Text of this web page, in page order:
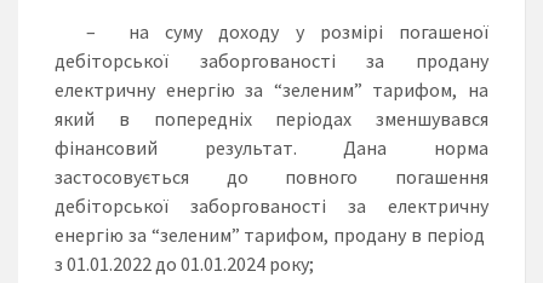
– на суму доходу у розмірі погашеної
дебіторської заборгованості за продану
електричну енергію за “зеленим” тарифом, на
який в попередніх періодах зменшувався
фінансовий результат. Дана норма
застосовується до повного погашення
дебіторської заборгованості за електричну
енергію за “зеленим” тарифом, продану в період
з 01.01.2022 до 01.01.2024 року;